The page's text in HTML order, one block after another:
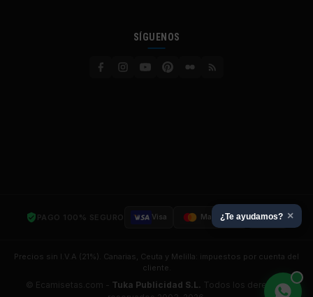
SÍGUENOS
PAGO 100% SEGURO Visa Mastercard SSL
Precios sin I.V.A (21%). Canarias, Ceuta y Melilla: impuestos por cuenta del
cliente.
© Ecamisetas.com - Tuka Publicidad S.L. Todos los derechos
¿Te ayudamos? ×